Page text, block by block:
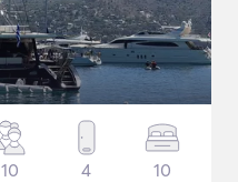
10 4 10